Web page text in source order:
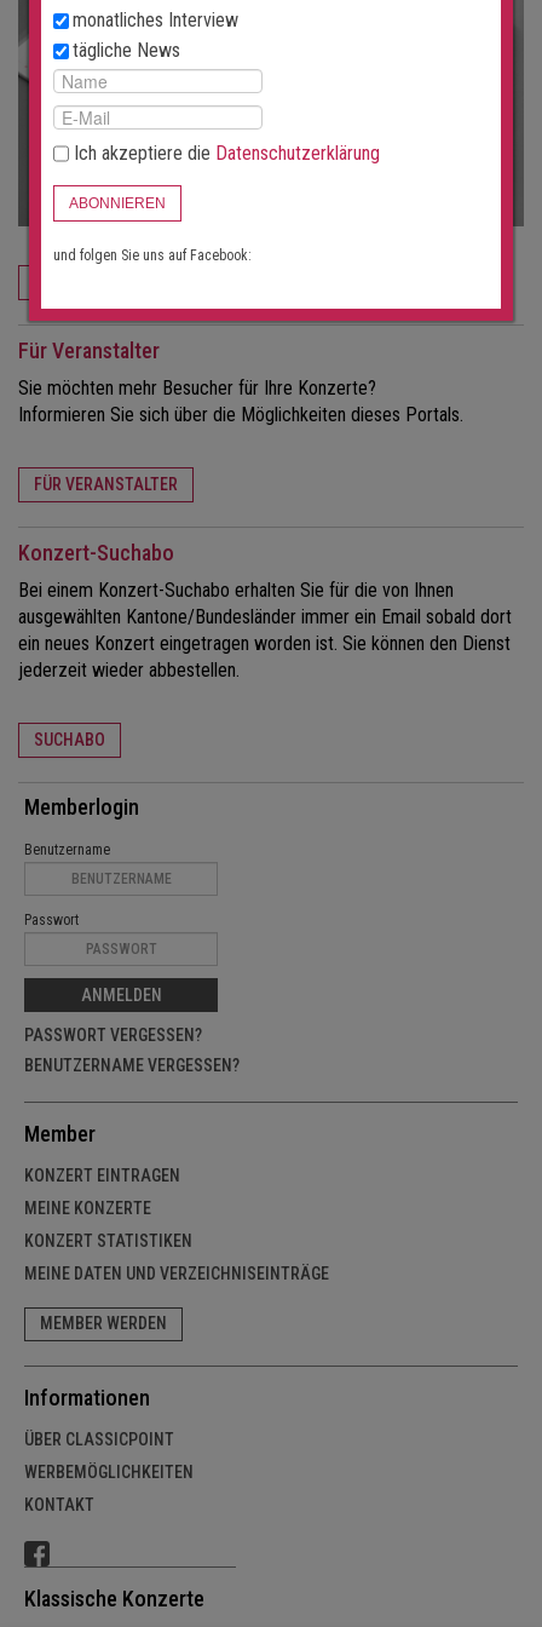
Für Veranstalter
Sie möchten mehr Besucher für Ihre Konzerte?
Informieren Sie sich über die Möglichkeiten dieses Portals.
FÜR VERANSTALTER
Konzert-Suchabo
Bei einem Konzert-Suchabo erhalten Sie für die von Ihnen
ausgewählten Kantone/Bundesländer immer ein Email sobald dort
ein neues Konzert eingetragen worden ist. Sie können den Dienst
jederzeit wieder abbestellen.
SUCHABO
Memberlogin
Benutzername
Passwort
ANMELDEN
PASSWORT VERGESSEN?
BENUTZERNAME VERGESSEN?
Member
KONZERT EINTRAGEN
MEINE KONZERTE
KONZERT STATISTIKEN
MEINE DATEN UND VERZEICHNISEINTRÄGE
MEMBER WERDEN
Informationen
ÜBER CLASSICPOINT
WERBEMÖGLICHKEITEN
KONTAKT
Klassische Konzerte
monatliches Interview
tägliche News
Ich akzeptiere die Datenschutzerklärung
ABONNIEREN
und folgen Sie uns auf Facebook: